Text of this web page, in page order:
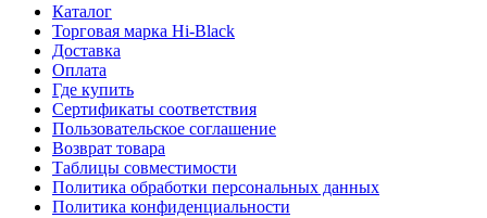
Каталог
Торговая марка Hi-Black
Доставка
Оплата
Где купить
Сертификаты соответствия
Пользовательское соглашение
Возврат товара
Таблицы совместимости
Политика обработки персональных данных
Политика конфиденциальности